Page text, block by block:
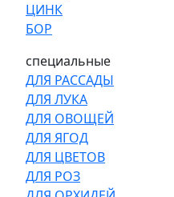
ЦИНК
БОР
специальные
ДЛЯ РАССАДЫ
ДЛЯ ЛУКА
ДЛЯ ОВОЩЕЙ
ДЛЯ ЯГОД
ДЛЯ ЦВЕТОВ
ДЛЯ РОЗ